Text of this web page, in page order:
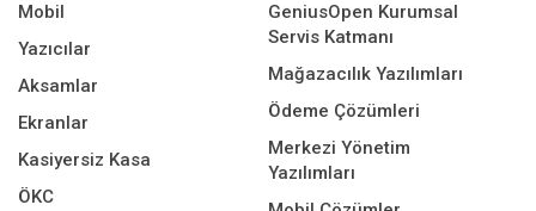
Mobil
Yazıcılar
Aksamlar
Ekranlar
Kasiyersiz Kasa
ÖKC
GeniusOpen Kurumsal
Servis Katmanı
Mağazacılık Yazılımları
Ödeme Çözümleri
Merkezi Yönetim
Yazılımları